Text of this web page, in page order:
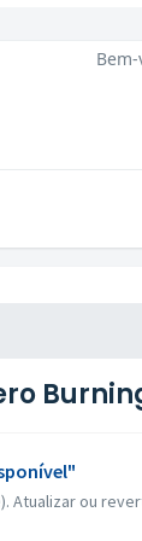
Atualizar ou